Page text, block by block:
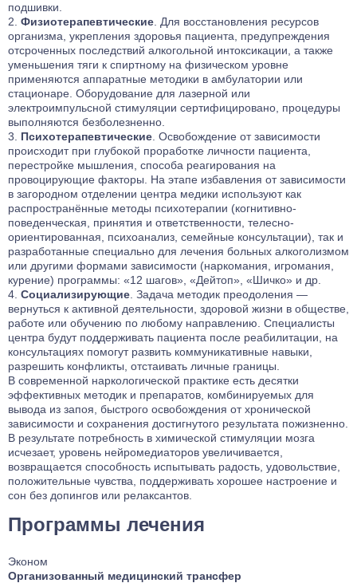
подшивки.
Физиотерапевтические . Для восстановления ресурсов
организма, укрепления здоровья пациента, предупреждения
отсроченных последствий алкогольной интоксикации, а также
уменьшения тяги к спиртному на физическом уровне
применяются аппаратные методики в амбулатории или
стационаре. Оборудование для лазерной или
электроимпульсной стимуляции сертифицировано, процедуры
выполняются безболезненно.
Психотерапевтические . Освобождение от зависимости
происходит при глубокой проработке личности пациента,
перестройке мышления, способа реагирования на
провоцирующие факторы. На этапе избавления от зависимости
в загородном отделении центра медики используют как
распространённые методы психотерапии (когнитивно-
поведенческая, принятия и ответственности, телесно-
ориентированная, психоанализ, семейные консультации), так и
разработанные специально для лечения больных алкоголизмом
или другими формами зависимости (наркомания, игромания,
курение) программы: «12 шагов», «Дейтоп», «Шичко» и др.
Социализирующие . Задача методик преодоления —
вернуться к активной деятельности, здоровой жизни в обществе,
работе или обучению по любому направлению. Специалисты
центра будут поддерживать пациента после реабилитации, на
консультациях помогут развить коммуникативные навыки,
разрешить конфликты, отстаивать личные границы.
В современной наркологической практике есть десятки
эффективных методик и препаратов, комбинируемых для
вывода из запоя, быстрого освобождения от хронической
зависимости и сохранения достигнутого результата пожизненно.
В результате потребность в химической стимуляции мозга
исчезает, уровень нейромедиаторов увеличивается,
возвращается способность испытывать радость, удовольствие,
положительные чувства, поддерживать хорошее настроение и
сон без допингов или релаксантов.
Программы лечения
Эконом
Организованный медицинский трансфер